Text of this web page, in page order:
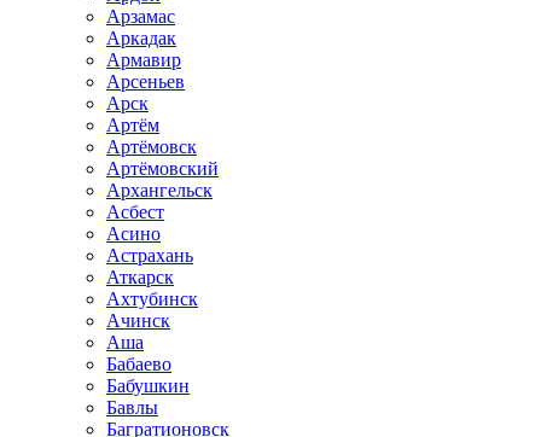
Арзамас
Аркадак
Армавир
Арсеньев
Арск
Артём
Артёмовск
Артёмовский
Архангельск
Асбест
Асино
Астрахань
Аткарск
Ахтубинск
Ачинск
Аша
Бабаево
Бабушкин
Бавлы
Багратионовск